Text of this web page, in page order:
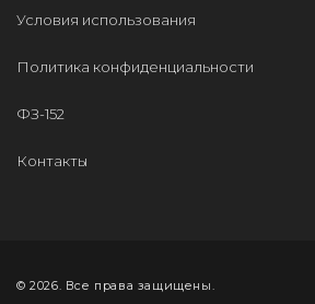
Условия использования
Политика конфиденциальности
ФЗ-152
Контакты
© 2026. Все права защищены.